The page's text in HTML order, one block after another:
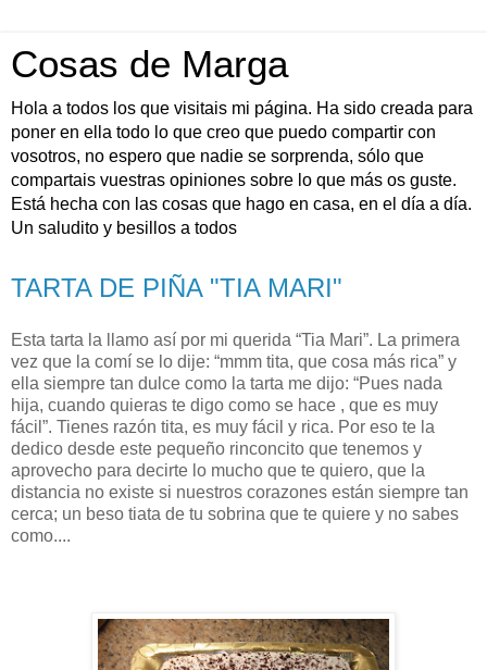
Cosas de Marga
Hola a todos los que visitais mi página. Ha sido creada para
poner en ella todo lo que creo que puedo compartir con
vosotros, no espero que nadie se sorprenda, sólo que
compartais vuestras opiniones sobre lo que más os guste.
Está hecha con las cosas que hago en casa, en el día a día.
Un saludito y besillos a todos
TARTA DE PIÑA "TIA MARI"
Esta tarta la llamo así por mi querida “Tia Mari”. La primera
vez que la comí se lo dije: “mmm tita, que cosa más rica” y
ella siempre tan dulce como la tarta me dijo: “Pues nada
hija, cuando quieras te digo como se hace , que es muy
fácil”. Tienes razón tita, es muy fácil y rica. Por eso te la
dedico desde este pequeño rinconcito que tenemos y
aprovecho para decirte lo mucho que te quiero, que la
distancia no existe si nuestros corazones están siempre tan
cerca; un beso tiata de tu sobrina que te quiere y no sabes
como....